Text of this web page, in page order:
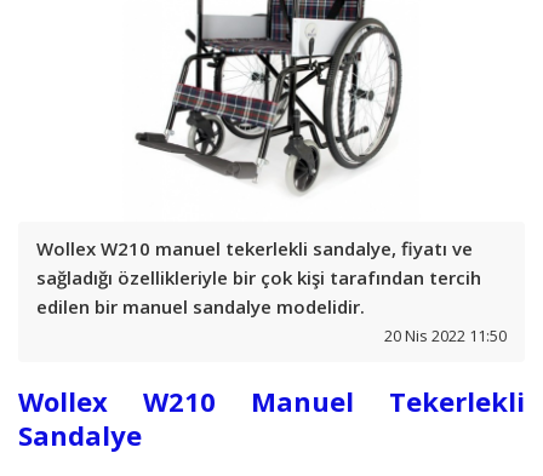
Wollex W210 manuel tekerlekli sandalye, fiyatı ve
sağladığı özellikleriyle bir çok kişi tarafından tercih
edilen bir manuel sandalye modelidir.
20 Nis 2022 11:50
Wollex W210 Manuel Tekerlekli
Sandalye